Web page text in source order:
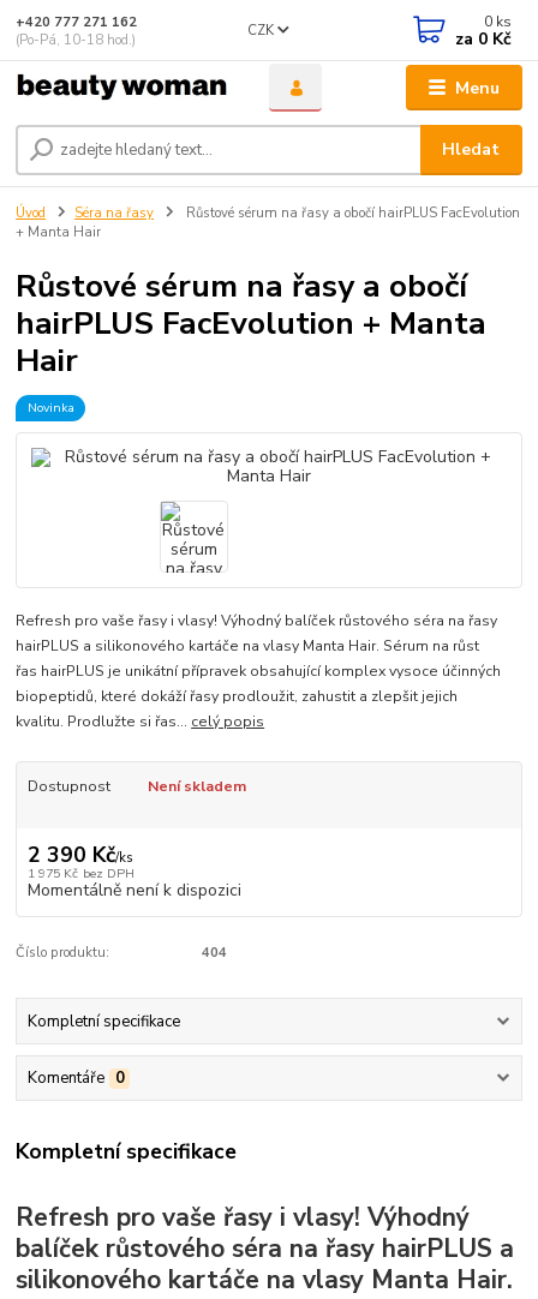
Menu
CZK
Hledat
+420 777 271 162
(Po-Pá, 10-18 hod.)
0 ks
za 0 Kč
Úvod Séra na řasy
Růstové sérum na řasy a obočí hairPLUS FacEvolution
+ Manta Hair
Růstové sérum na řasy a obočí
hairPLUS FacEvolution + Manta
Hair
Novinka
Refresh pro vaše řasy i vlasy! Výhodný balíček růstového séra na řasy
hairPLUS a silikonového kartáče na vlasy Manta Hair. Sérum na růst
řas hairPLUS je unikátní přípravek obsahující komplex vysoce účinných
biopeptidů, které dokáží řasy prodloužit, zahustit a zlepšit jejich
kvalitu. Prodlužte si řas... celý popis
Dostupnost Není skladem
2 390 Kč/ks
1 975 Kč bez DPH
Momentálně není k dispozici
Číslo produktu: 404
Kompletní specifikace
Komentáře 0
Kompletní specifikace
Refresh pro vaše řasy i vlasy! Výhodný
balíček růstového séra na řasy hairPLUS a
silikonového kartáče na vlasy Manta Hair.